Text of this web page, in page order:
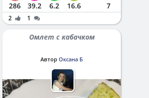
286 39.2 6.2 16.6 7
2 1
Омлет с кабачком
Автор Оксана Б